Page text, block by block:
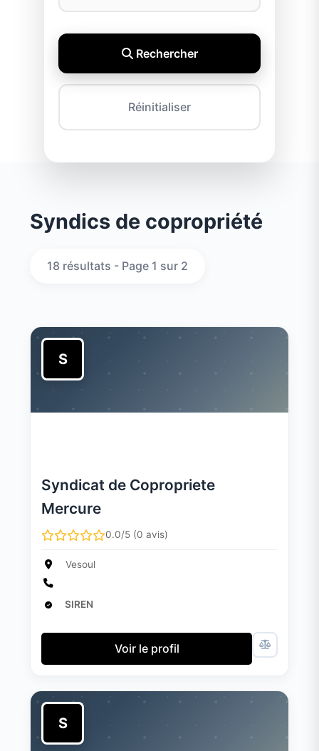
Rechercher
Réinitialiser
Syndics de copropriété
18 résultats - Page 1 sur 2
S
Syndicat de Copropriete
Mercure
0.0/5 (0 avis)
Vesoul
SIREN
Voir le profil
S